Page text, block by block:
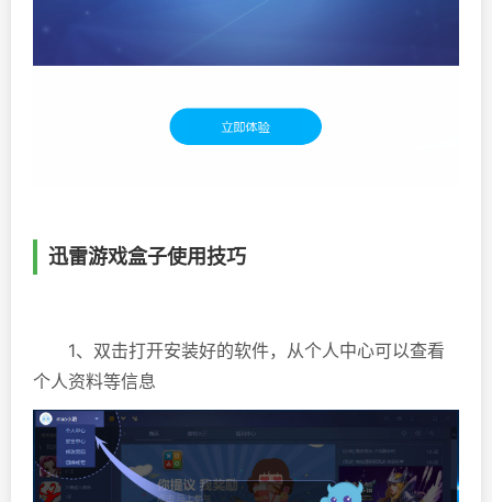
迅雷游戏盒子使用技巧
1、双击打开安装好的软件，从个人中心可以查看
个人资料等信息